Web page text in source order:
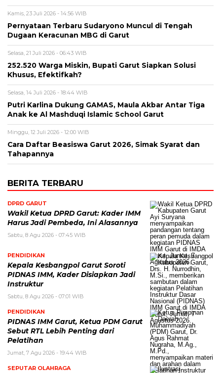
Kamis, 23 Juli 2026 - 14:56 WIB
Pernyataan Terbaru Sudaryono Muncul di Tengah
Dugaan Keracunan MBG di Garut
Selasa, 21 Juli 2026 - 06:43 WIB
252.520 Warga Miskin, Bupati Garut Siapkan Solusi
Khusus, Efektifkah?
Selasa, 14 Juli 2026 - 18:44 WIB
Putri Karlina Dukung GAMAS, Maula Akbar Antar Tiga
Anak ke Al Mashduqi Islamic School Garut
Minggu, 12 Juli 2026 - 12:00 WIB
Cara Daftar Beasiswa Garut 2026, Simak Syarat dan
Tahapannya
BERITA TERBARU
DPRD GARUT
Wakil Ketua DPRD Garut: Kader IMM
Harus Jadi Pembeda, Ini Alasannya
Sabtu, 8 Agu 2026 - 07:45 WIB
PENDIDIKAN
Kepala Kesbangpol Garut Soroti
PIDNAS IMM, Kader Disiapkan Jadi
Instruktur
Sabtu, 8 Agu 2026 - 07:01 WIB
PENDIDIKAN
PIDNAS IMM Garut, Ketua PDM Garut
Sebut RTL Lebih Penting dari
Pelatihan
Jumat, 7 Agu 2026 - 19:44 WIB
SEPUTAR OLAHRAGA